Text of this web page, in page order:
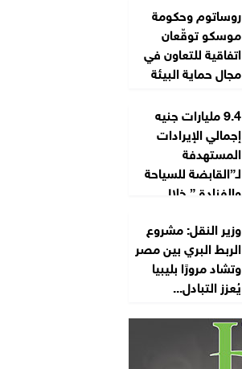
روساتوم وحكومة
موسكو توقّعان
اتفاقية للتعاون في
مجال حماية البيئة
9.4 مليارات جنيه
إجمالي الإيرادات
المستهدفة
لـ”القابضة للسياحة
والفنادق” خلال
وزير النقل: مشروع
الربط البري بين مصر
وتشاد مرورًا بليبيا
يُعزز التبادل...